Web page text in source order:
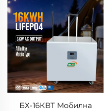
БХ-16КВТ Мобилна